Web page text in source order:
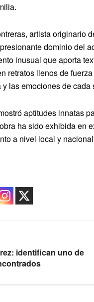
artista originario
dominio del
inusual que aporta
retratos llenos de
las emociones de cada
aptitudes innatas
ha sido exhibida en
a nivel local y
identifican uno de